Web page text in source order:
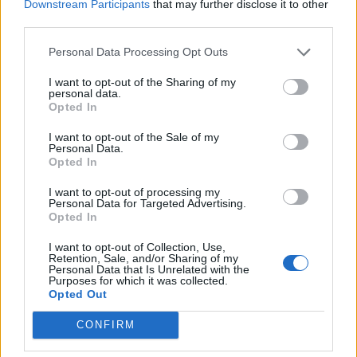
Downstream Participants that may further disclose it to other
Personal Data Processing Opt Outs
I want to opt-out of the Sharing of my
personal data.
Opted In
I want to opt-out of the Sale of my
Personal Data.
Opted In
I want to opt-out of processing my
Personal Data for Targeted Advertising.
Opted In
I want to opt-out of Collection, Use,
Retention, Sale, and/or Sharing of my
Personal Data that Is Unrelated with the
Purposes for which it was collected.
Opted Out
CONFIRM
4. Toto sa stane, ak pridáte do mlieka pripravenú zmes
rastlinného syridla. Pokračujte v miešaní, až kým
nedosiahnete teplotu 40 stupňov Celzia.
nechajte odpočívať aspoň 5 minút.
6. V druhom hrnci priveďte vodu až k 87 stupňom